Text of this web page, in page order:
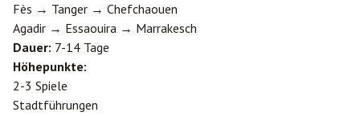
Fès → Tanger → Chefchaouen
Agadir → Essaouira → Marrakesch
Dauer: 7-14 Tage
Höhepunkte:
2-3 Spiele
Stadtführungen